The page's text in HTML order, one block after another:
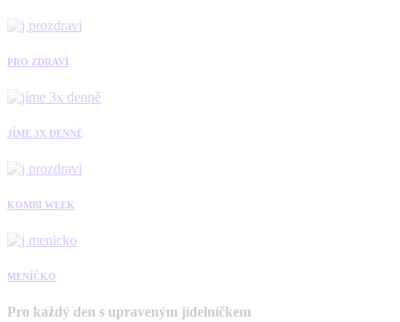
PRO ZDRAVÍ
JÍME 3X DENNĚ
KOMBI WEEK
MENÍČKO
Pro každý den s upraveným jídelníčkem